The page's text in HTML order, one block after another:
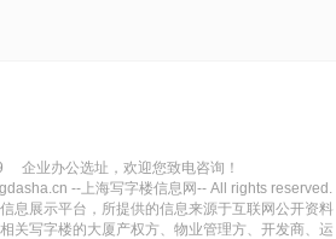
企业办公选址，欢迎您致电咨询！
--上海写字楼信息网-- All rights reserved.
息展示平台，所提供的信息来源于互联网公开资料
关写字楼的大厦产权方、物业管理方、开发商、运